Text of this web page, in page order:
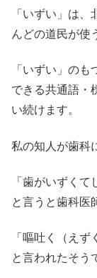
「いずい」は
んどの道民が使
「いずい」の
できる共通語・
い続けます。
私の知人が歯科
「歯がいずく
と言うと歯科医
「嘔吐く（え
と言われたそう